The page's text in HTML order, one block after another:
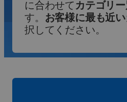
オンライン購
に合わせて カテゴリー
す。 お客様に最も近い
択してください。